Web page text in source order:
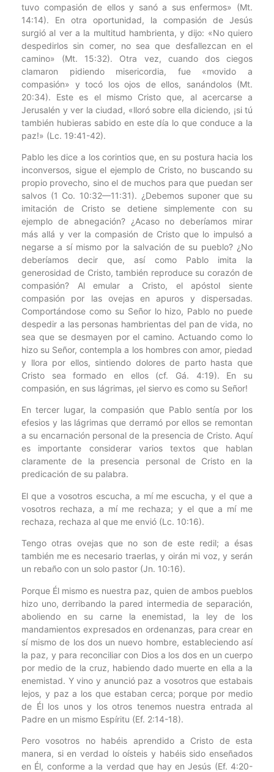
tuvo compasión de ellos y sanó a sus enfermos» (Mt.
14:14). En otra oportunidad, la compasión de Jesús
surgió al ver a la multitud hambrienta, y dijo: «No quiero
despedirlos sin comer, no sea que desfallezcan en el
camino» (Mt. 15:32). Otra vez, cuando dos ciegos
clamaron pidiendo misericordia, fue «movido a
compasión» y tocó los ojos de ellos, sanándolos (Mt.
20:34). Este es el mismo Cristo que, al acercarse a
Jerusalén y ver la ciudad, «lloró sobre ella diciendo, ¡si tú
también hubieras sabido en este día lo que conduce a la
paz!» (Lc. 19:41-42).
Pablo les dice a los corintios que, en su postura hacia los
inconversos, sigue el ejemplo de Cristo, no buscando su
propio provecho, sino el de muchos para que puedan ser
salvos (1 Co. 10:32—11:31). ¿Debemos suponer que su
imitación de Cristo se detiene simplemente con su
ejemplo de abnegación? ¿Acaso no deberíamos mirar
más allá y ver la compasión de Cristo que lo impulsó a
negarse a sí mismo por la salvación de su pueblo? ¿No
deberíamos decir que, así como Pablo imita la
generosidad de Cristo, también reproduce su corazón de
compasión? Al emular a Cristo, el apóstol siente
compasión por las ovejas en apuros y dispersadas.
Comportándose como su Señor lo hizo, Pablo no puede
despedir a las personas hambrientas del pan de vida, no
sea que se desmayen por el camino. Actuando como lo
hizo su Señor, contempla a los hombres con amor, piedad
y llora por ellos, sintiendo dolores de parto hasta que
Cristo sea formado en ellos (cf. Gá. 4:19). En su
compasión, en sus lágrimas, ¡el siervo es como su Señor!
En tercer lugar, la compasión que Pablo sentía por los
efesios y las lágrimas que derramó por ellos se remontan
a su encarnación personal de la presencia de Cristo. Aquí
es importante considerar varios textos que hablan
claramente de la presencia personal de Cristo en la
predicación de su palabra.
El que a vosotros escucha, a mí me escucha, y el que a
vosotros rechaza, a mí me rechaza; y el que a mí me
rechaza, rechaza al que me envió (Lc. 10:16).
Tengo otras ovejas que no son de este redil; a ésas
también me es necesario traerlas, y oirán mi voz, y serán
un rebaño con un solo pastor (Jn. 10:16).
Porque Él mismo es nuestra paz, quien de ambos pueblos
hizo uno, derribando la pared intermedia de separación,
aboliendo en su carne la enemistad, la ley de los
mandamientos expresados en ordenanzas, para crear en
sí mismo de los dos un nuevo hombre, estableciendo así
la paz, y para reconciliar con Dios a los dos en un cuerpo
por medio de la cruz, habiendo dado muerte en ella a la
enemistad. Y vino y anunció paz a vosotros que estabais
lejos, y paz a los que estaban cerca; porque por medio
de Él los unos y los otros tenemos nuestra entrada al
Padre en un mismo Espíritu (Ef. 2:14-18).
Pero vosotros no habéis aprendido a Cristo de esta
manera, si en verdad lo oísteis y habéis sido enseñados
en Él, conforme a la verdad que hay en Jesús (Ef. 4:20-